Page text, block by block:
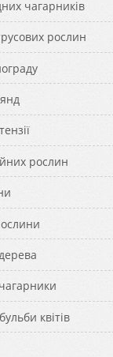
чагарників
рослин
рослин
квітів